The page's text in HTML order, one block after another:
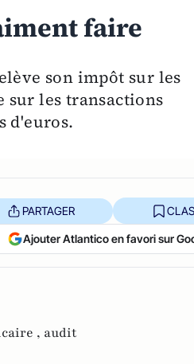
faire
son impôt sur les
sur les transactions
d'euros.
PARTAGER
Ajouter Atlantico en favori sur
, audit